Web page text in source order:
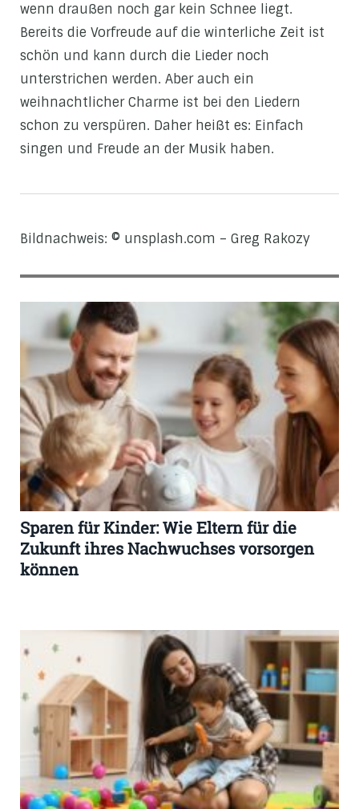
wenn draußen noch gar kein Schnee liegt.
Bereits die Vorfreude auf die winterliche Zeit ist
schön und kann durch die Lieder noch
unterstrichen werden. Aber auch ein
weihnachtlicher Charme ist bei den Liedern
schon zu verspüren. Daher heißt es: Einfach
singen und Freude an der Musik haben.
Bildnachweis: © unsplash.com – Greg Rakozy
Sparen für Kinder: Wie Eltern für die
Zukunft ihres Nachwuchses vorsorgen
können